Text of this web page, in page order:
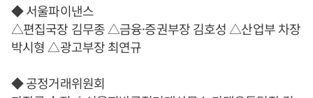
◆ 서울파이낸스
△편집국장 김무종 △금융·증권부장 김호성 △산업부 차장
박시형 △광고부장 최연규
◆ 공정거래위원회